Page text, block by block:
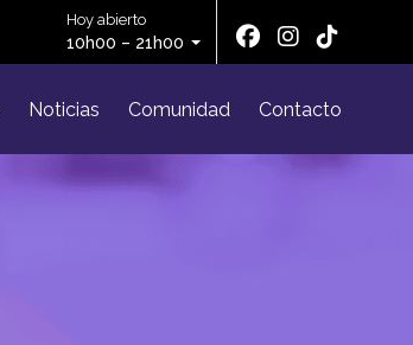
Hoy abierto
10h00 – 21h00
Noticias Comunidad Contacto